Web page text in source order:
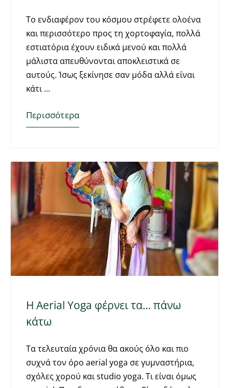
Το ενδιαφέρον του κόσμου στρέφετε ολοένα
και περισσότερο προς τη χορτοφαγία, πολλά
εστιατόρια έχουν ειδικά μενού και πολλά
μάλιστα απευθύνονται αποκλειστικά σε
αυτούς. Ίσως ξεκίνησε σαν μόδα αλλά είναι
κάτι
Περισσότερα
Η Aerial Υoga φέρνει τα… πάνω
κάτω
Tα τελευταία χρόνια θα ακούς όλο και πιο
συχνά τον όρο aerial yoga σε γυμναστήρια,
σχόλες χορού και studio yoga. Τι είναι όμως